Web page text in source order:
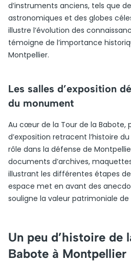
d’instruments anciens, tels que
astronomiques et des globes
illustre l’évolution des
témoigne de l’importance
Montpellier.
Les salles d’exposition
du monument
Au cœur de la Tour de la Babote,
d’exposition retracent l’histoire
rôle dans la défense de
documents d’archives,
illustrant les différentes étapes
espace met en avant des
souligne la valeur patrimoniale de
Un peu d’histoire de
Babote à Montpellier